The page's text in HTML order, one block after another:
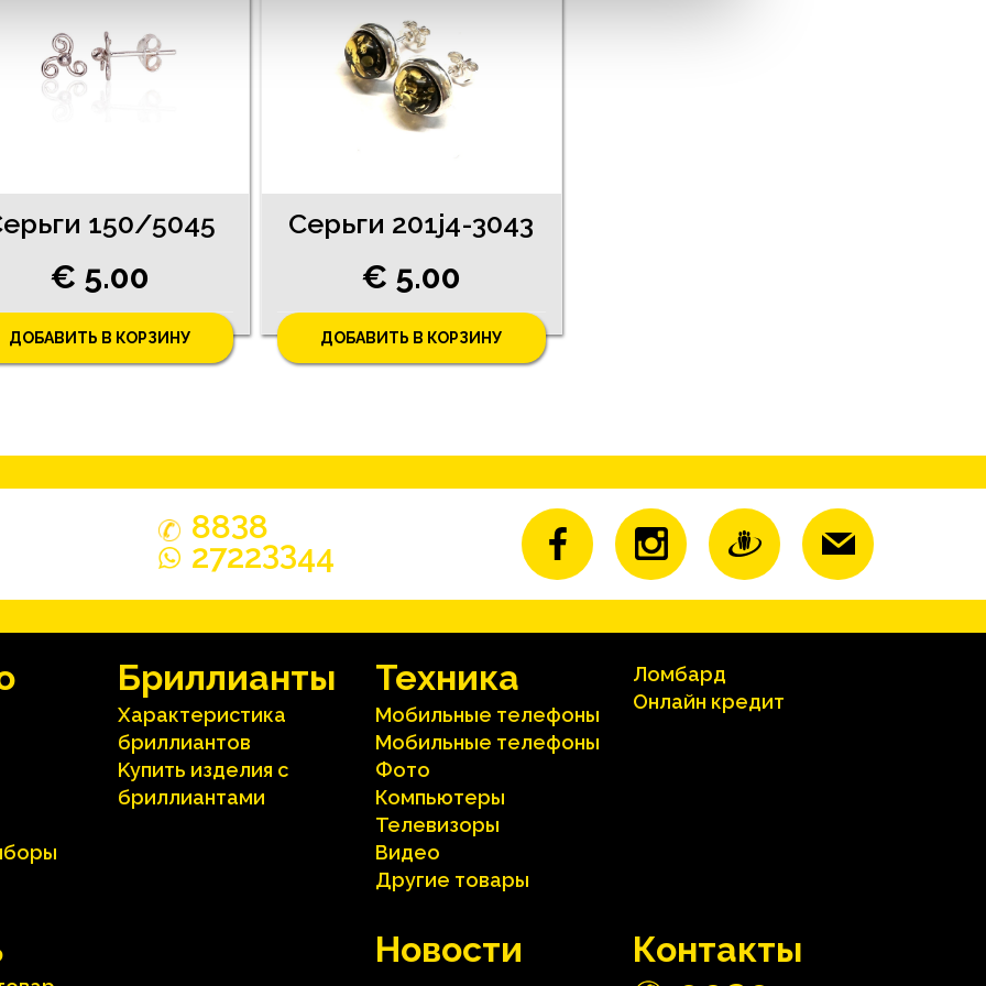
150/5045
€ 5.00
ДОБАВИТЬ В КОРЗИНУ
Серьги 201j4-3043
€ 5.00
ДОБАВИТЬ В КОРЗИНУ
8838
27223344
Бриллианты
Характеристика
бриллиантoв
Kупить изделия c
бриллиантами
Техника
Мобильные телефоны
Мобильные телефоны
Фото
Компьютеры
Телевизоры
Видео
Другие товары
Ломбард
Онлайн кредит
Hовости Контакты